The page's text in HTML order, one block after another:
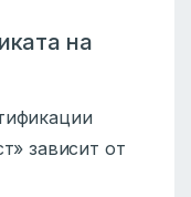
на
зависит от